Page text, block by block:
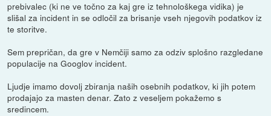
prebivalec (ki ne ve točno za kaj gre iz tehnološkega vidika) je
slišal za incident in se odločil za brisanje vseh njegovih podatkov iz
te storitve.
Sem prepričan, da gre v Nemčiji samo za odziv splošno razgledane
populacije na Googlov incident.
Ljudje imamo dovolj zbiranja naših osebnih podatkov, ki jih potem
prodajajo za masten denar. Zato z veseljem pokažemo s
sredincem.